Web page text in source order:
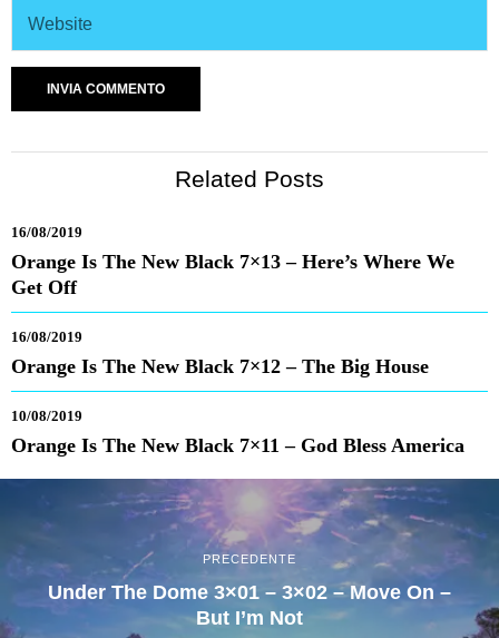
Related Posts
16/08/2019
Orange Is The New Black 7×13 – Here’s Where We
Get Off
16/08/2019
Orange Is The New Black 7×12 – The Big House
10/08/2019
Orange Is The New Black 7×11 – God Bless America
PRECEDENTE
Under The Dome 3×01 – 3×02 – Move On –
But I’m Not